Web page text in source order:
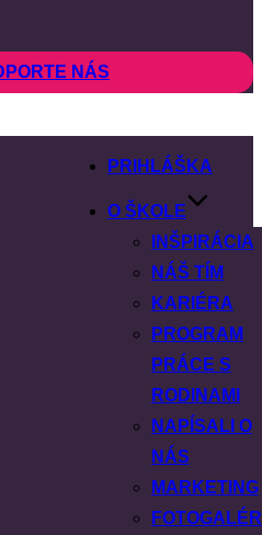
NÁS
PRIHLÁŠKA
O ŠKOLE
INŠPIRÁCIA
NÁŠ TÍM
KARIÉRA
PROGRAM
PRÁCE S
RODINAMI
NAPÍSALI O
NÁS
MARKETING